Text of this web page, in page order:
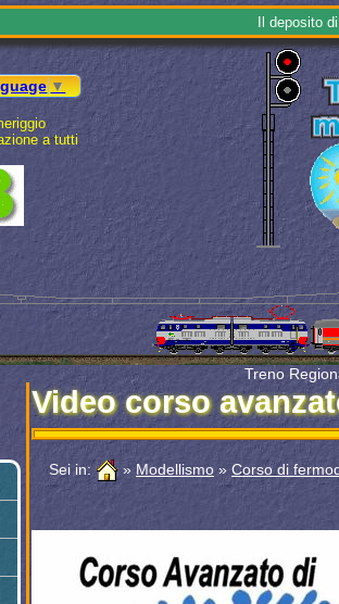
deposito
▼
a tutti
Treno
Video corso
Sei in: » Modellismo» Corso di